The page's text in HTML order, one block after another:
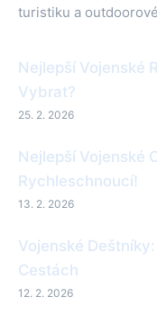
turistiku a
Nejlepší Vojenské
Vybrat?
25. 2. 2026
Nejlepší Vojenské
Rychleschnoucí!
13. 2. 2026
Vojenské
Cestách
12. 2. 2026